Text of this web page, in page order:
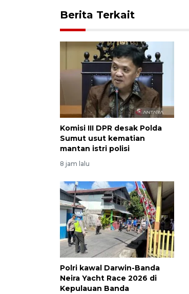
Berita Terkait
Komisi III DPR desak Polda
Sumut usut kematian
mantan istri polisi
8 jam lalu
Polri kawal Darwin-Banda
Neira Yacht Race 2026 di
Kepulauan Banda